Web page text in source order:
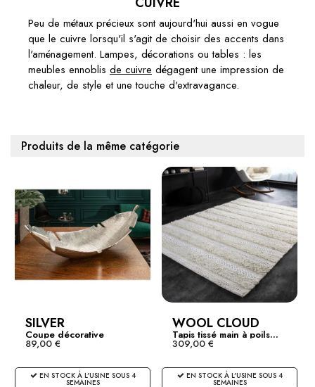
Peu de métaux précieux sont aujourd'hui aussi en vogue
que le cuivre lorsqu'il s'agit de choisir des accents dans
l'aménagement. Lampes, décorations ou tables : les
meubles ennoblis de cuivre dégagent une impression de
chaleur, de style et une touche d'extravagance.
Produits de la même catégorie
SILVER
Coupe décorative
design...
89,00 €
EN STOCK À L'USINE SOUS 4
SEMAINES
WOOL CLOUD
Tapis tissé main à poils...
309,00 €
EN STOCK À L'USINE SOUS 4
SEMAINES